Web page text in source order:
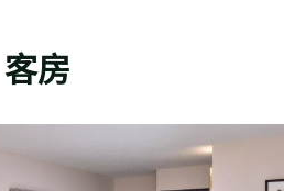
客房